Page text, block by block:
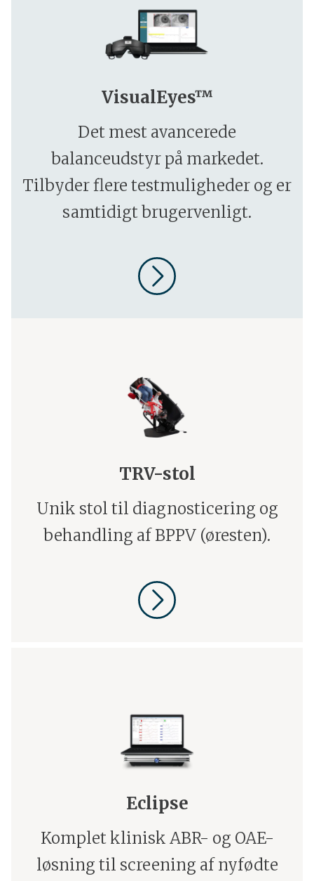
VisualEyes™
Det mest avancerede
balanceudstyr på markedet.
Tilbyder flere testmuligheder og er
samtidigt brugervenligt.
TRV-stol
Unik stol til diagnosticering og
behandling af BPPV (øresten).
Eclipse
Komplet klinisk ABR- og OAE-
løsning til screening af nyfødte